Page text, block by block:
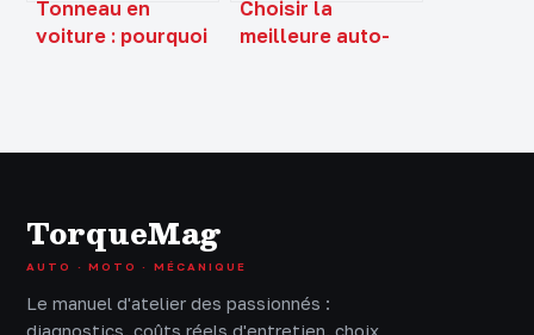
Tonneau en
voiture : pourquoi
Choisir la
meilleure auto-
TorqueMag
AUTO · MOTO · MÉCANIQUE
Le manuel d'atelier des passionnés :